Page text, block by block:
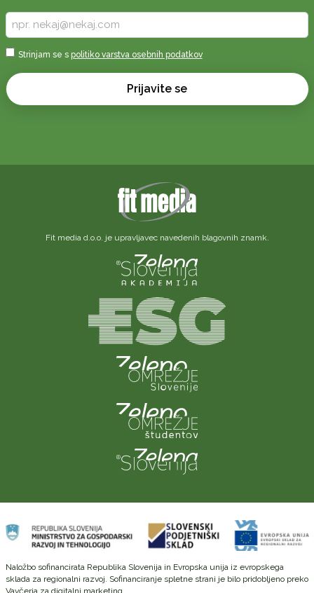
e-
Sprejmi
*
Strinjam se s politiko varstva osebnih podatkov
Prijavite se
Fit media d.o.o. je upravljavec navedenih blagovnih znamk.
Naložbo sofinancirata Republika Slovenija in Evropska unija iz evropskega
sklada za regionalni razvoj. Sofinanciranje spletne strani je bilo pridobljeno preko